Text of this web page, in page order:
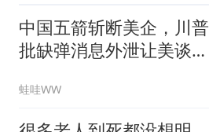
中国五箭斩断美企，川普
批缺弹消息外泄让美谈判
栗正杰｜辣晚报20260807
蛙哇WW